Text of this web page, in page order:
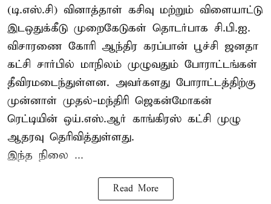
(டி.எஸ்.சி) வினாத்தாள் கசிவு மற்றும் விளையாட்டு
இடஒதுக்கீடு முறைகேடுகள் தொடர்பாக சி.பி.ஐ.
விசாரணை கோரி ஆந்திர கரப்பான் பூச்சி ஜனதா
கட்சி சார்பில் மாநிலம் முழுவதும் போராட்டங்கள்
தீவிரமடைந்துள்ளன. அவர்களது போராட்டத்திற்கு
முன்னாள் முதல்-மந்திரி ஜெகன்மோகன்
ரெட்டியின் ஒய்.எஸ்.ஆர் காங்கிரஸ் கட்சி முழு
ஆதரவு தெரிவித்துள்ளது.
இந்த நிலை ...
Read More